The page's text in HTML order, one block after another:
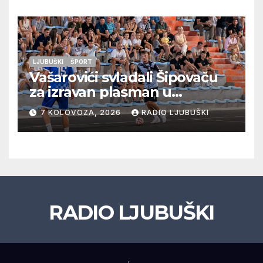
LJUBUŠKI ŠPORT
Vašarovići svladali Šipovaču
za izravan plasman u
četvrtfinale, Grab izborio
prolazak dalje, Klobuk ispao,
večeras počinje četvrtfinale
7 KOLOVOZA, 2026 RADIO LJUBUŠKI
RADIO LJUBUŠKI